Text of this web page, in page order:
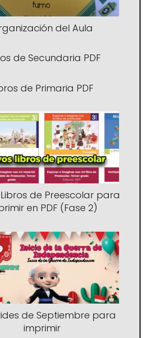
del Aula
de Secundaria PDF
de Primaria PDF
de Preescolar para
en PDF (Fase 2)
de Septiembre para
imprimir